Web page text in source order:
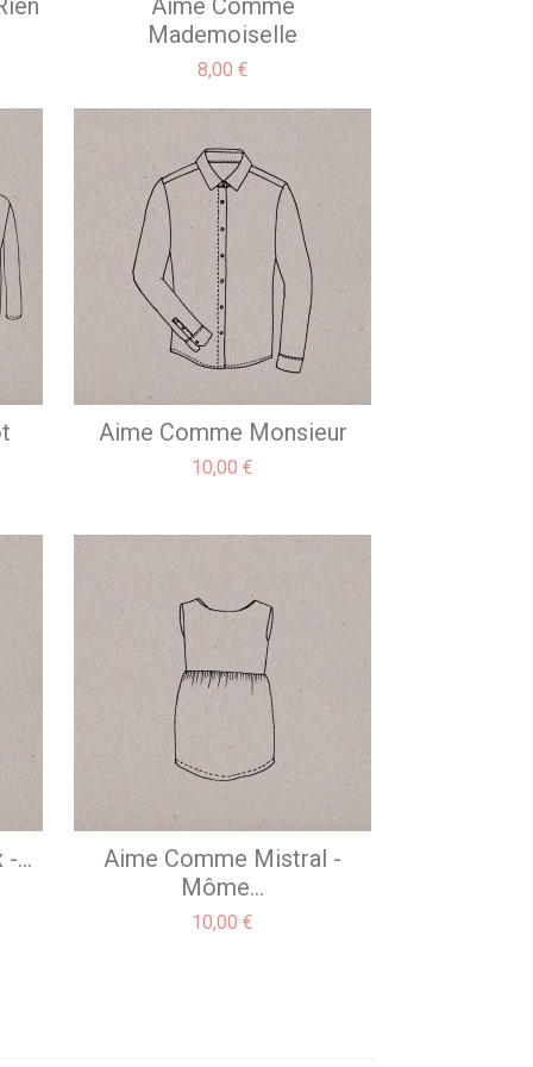
Aime Comme
Mademoiselle
Prix
8,00 €
Aime Comme Monsieur
Prix
10,00 €
...
Aime Comme Mistral -
Môme...
Prix
10,00 €